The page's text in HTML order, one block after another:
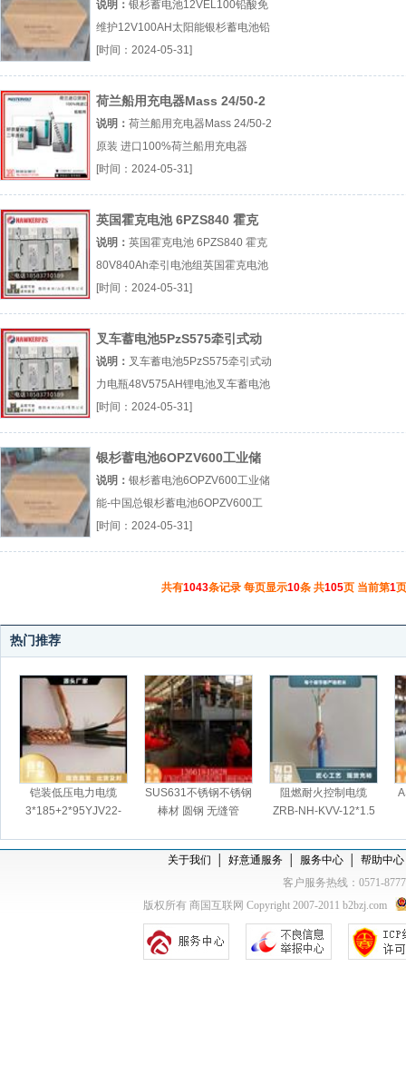
护12V100AH太阳能
说明： 银杉蓄电池12VEL100铅酸免
维护12V100AH太阳能银杉蓄电池铅
酸免维护12V100AH太阳能厂（...
『银杉蓄电池』
[时间：2024-05-31]
荷兰船用充电器Mass 24/50-2
原装 进口100%
说明： 荷兰船用充电器Mass 24/50-2
原装 进口100%荷兰船用充电器
Mass 24/50-2原装 进口100%厂（...
『荷兰船用充电器』
[时间：2024-05-31]
英国霍克电池 6PZS840 霍克
80V840Ah牵引电池组
说明： 英国霍克电池 6PZS840 霍克
80V840Ah牵引电池组英国霍克电池
霍克80V840Ah牵引电池组厂（...
『英国霍克电池』
[时间：2024-05-31]
叉车蓄电池5PzS575牵引式动
力电瓶48V575AH锂电池
说明： 叉车蓄电池5PzS575牵引式动
力电瓶48V575AH锂电池叉车蓄电池
牵引式动力电瓶48V575AH锂电池厂
（...『叉车蓄电池』
[时间：2024-05-31]
银杉蓄电池6OPZV600工业储
能-中国总
说明： 银杉蓄电池6OPZV600工业储
能-中国总银杉蓄电池6OPZV600工
业储能-中国总厂（...『银杉蓄电池』
[时间：2024-05-31]
共有1043条记录 每页显示10条 共105页 当前第1
热门推荐
铠装低压电力电缆
3*185+2*95YJV22-
SUS631不锈钢不锈钢
棒材 圆钢 无缝管
阻燃耐火控制电缆
ZRB-NH-KVV-12*1.5
关于我们 好意通服务 服务中心
帮助中心
客户服务热线：0571-
版权所有 商国互联网 Copyright 2007-2011 b2bzj.com